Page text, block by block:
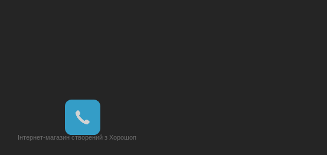
Інтернет-магазин створений з Хорошоп